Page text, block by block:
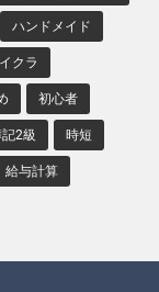
ハンドメイド
クラ
初心者
記2級 時短
給与計算